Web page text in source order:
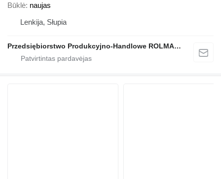
Būklė naujas
Lenkija, Słupia
Przedsiębiorstwo Produkcyjno-Handlowe ROLMAPOL Marcin Dziekan